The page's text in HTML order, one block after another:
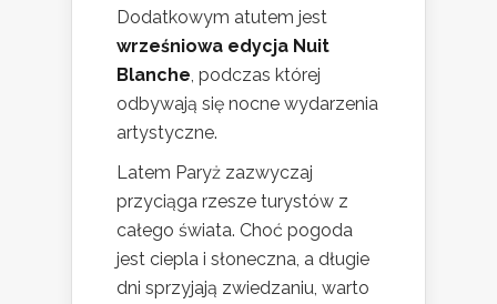
Dodatkowym atutem jest
wrześniowa edycja Nuit
Blanche , podczas której
odbywają się nocne wydarzenia
artystyczne.
Latem Paryż zazwyczaj
przyciąga rzesze turystów z
całego świata. Choć pogoda
jest ciepla i słoneczna, a długie
dni sprzyjają zwiedzaniu, warto